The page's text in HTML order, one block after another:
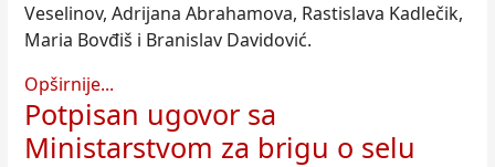
Veselinov, Adrijana Abrahamova, Rastislava Kadlečik,
Maria Bovđiš i Branislav Davidović.
Opširnije...
Potpisan ugovor sa
Ministarstvom za brigu o selu